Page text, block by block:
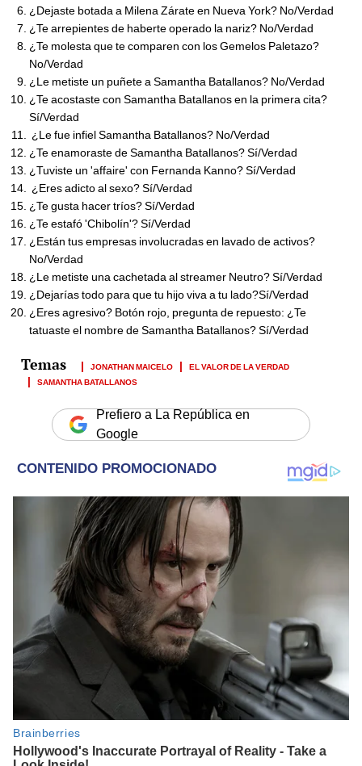
¿Dejaste botada a Milena Zárate en Nueva York? No/Verdad
¿Te arrepientes de haberte operado la nariz? No/Verdad
¿Te molesta que te comparen con los Gemelos Paletazo?
No/Verdad
¿Le metiste un puñete a Samantha Batallanos? No/Verdad
¿Te acostaste con Samantha Batallanos en la primera cita?
Sí/Verdad
¿Le fue infiel Samantha Batallanos? No/Verdad
¿Te enamoraste de Samantha Batallanos? Sí/Verdad
¿Tuviste un 'affaire' con Fernanda Kanno? Sí/Verdad
¿Eres adicto al sexo? Sí/Verdad
¿Te gusta hacer tríos? Sí/Verdad
¿Te estafó 'Chibolín'? Sí/Verdad
¿Están tus empresas involucradas en lavado de activos?
No/Verdad
¿Le metiste una cachetada al streamer Neutro? Sí/Verdad
¿Dejarías todo para que tu hijo viva a tu lado?Sí/Verdad
¿Eres agresivo? Botón rojo, pregunta de repuesto: ¿Te
tatuaste el nombre de Samantha Batallanos? Sí/Verdad
JONATHAN MAICELO
EL VALOR DE LA VERDAD
SAMANTHA BATALLANOS
Prefiero a La República en
Google